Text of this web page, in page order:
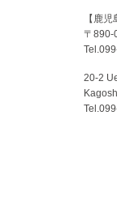
【鹿
〒890-
20-2